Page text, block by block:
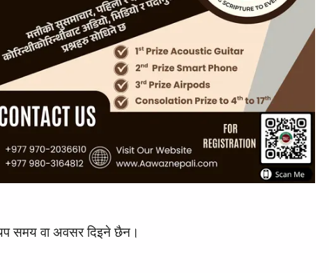
समय वा अवसर दिइने छैन।